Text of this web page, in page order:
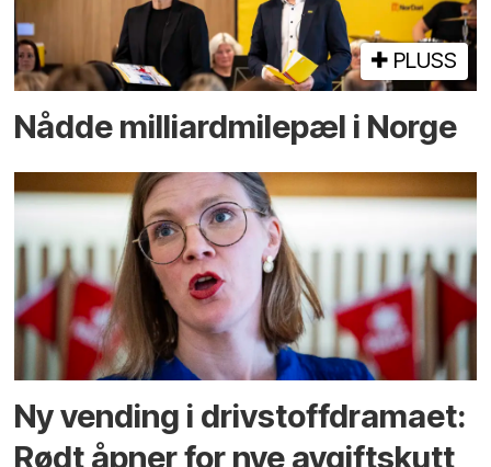
PLUSS
Nådde milliard­­milepæl i Norge
Ny vending i drivstoffdramaet:
Rødt åpner for nye avgiftskutt